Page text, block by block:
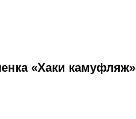
«Хаки камуфляж»